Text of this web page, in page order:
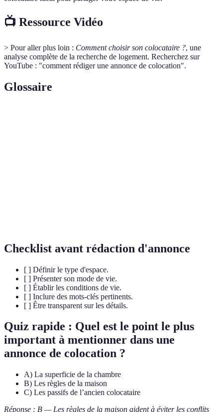
📺 Ressource Vidéo
> Pour aller plus loin : Comment choisir son colocataire ?, une
analyse complète de la recherche de logement. Recherchez sur
YouTube : "comment rédiger une annonce de colocation".
Glossaire
Checklist avant rédaction d'annonce
[ ] Définir le type d'espace.
[ ] Présenter son mode de vie.
[ ] Établir les conditions de vie.
[ ] Inclure des mots-clés pertinents.
[ ] Être transparent sur les détails.
Quiz rapide : Quel est le point le plus
important à mentionner dans une
annonce de colocation ?
A) La superficie de la chambre
B) Les règles de la maison
C) Les passifs de l’ancien colocataire
Réponse : B — Les règles de la maison aident à éviter les conflits